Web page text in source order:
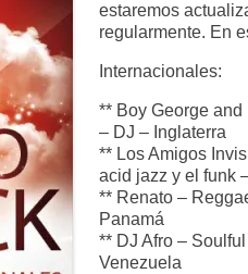
estaremos
regularmente. En
Internacionales:
** Boy George
– DJ – Inglaterra
** Los Amigos
acid jazz y el funk
** Renato –
Panamá
** DJ Afro –
Venezuela